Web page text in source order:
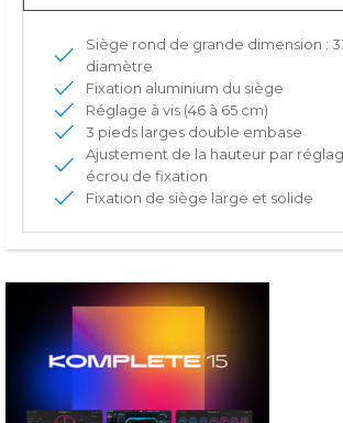
Siège rond de grande dimension :
diamètre
Fixation aluminium du siège
Réglage à vis (46 à 65 cm)
3 pieds larges double embase
Ajustement de la hauteur par
écrou de fixation
Fixation de siège large et solide